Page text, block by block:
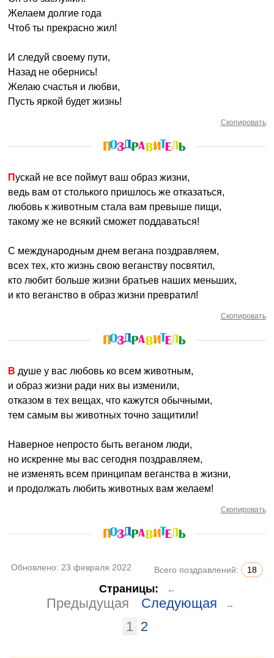
Желаем долгие года
Чтоб ты прекрасно жил!
И следуй своему пути,
Назад не обернись!
Желаю счастья и любви,
Пусть яркой будет жизнь!
Скопировать
Пускай не все поймут ваш образ жизни,
ведь вам от столького пришлось же отказаться,
любовь к животным стала вам превыше пищи,
такому же не всякий сможет поддаваться!
С международным днем вегана поздравляем,
всех тех, кто жизнь свою веганству посвятил,
кто любит больше жизни братьев наших меньших,
и кто веганство в образ жизни превратил!
Скопировать
В душе у вас любовь ко всем животным,
и образ жизни ради них вы изменили,
отказом в тех вещах, что кажутся обычными,
тем самым вы животных точно защитили!
Наверное непросто быть веганом люди,
но искренне мы вас сегодня поздравляем,
не изменять всем принципам веганства в жизни,
и продолжать любить животных вам желаем!
Скопировать
Обновлено: 23 февраля 2022 Всего поздравлений: 18
Страницы: ←
Предыдущая Следующая →
1 2